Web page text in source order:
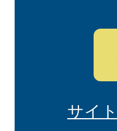
サイ